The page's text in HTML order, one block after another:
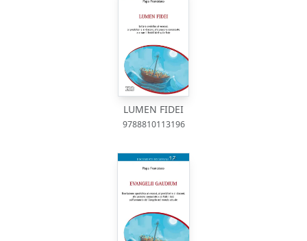
LUMEN FIDEI
9788810113196